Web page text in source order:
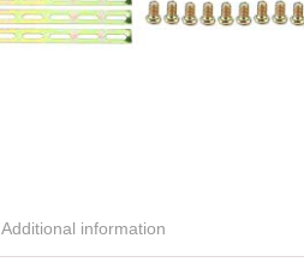
Additional information